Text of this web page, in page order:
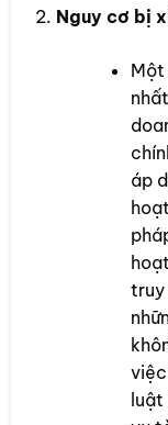
Nguy cơ bị
Một
áp
truy